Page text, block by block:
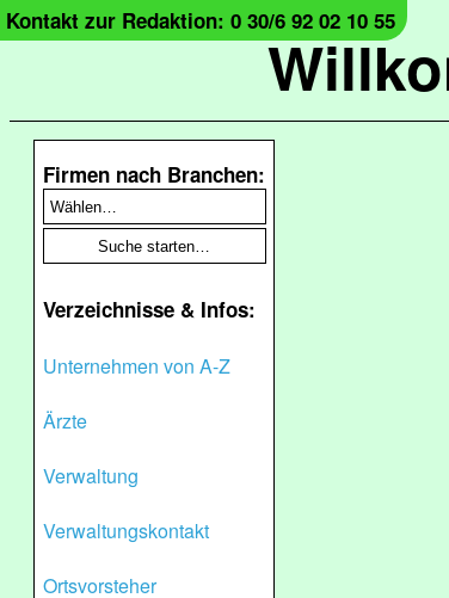
Kontakt zur Redaktion: 0 30/6 92 02 10 55
Firmen nach Branchen:
Verzeichnisse & Infos:
Unternehmen von A-Z
Ärzte
Verwaltung
Verwaltungskontakt
Ortsvorsteher